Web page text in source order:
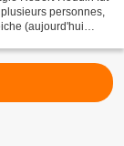
personnes,
(aujourd'hui